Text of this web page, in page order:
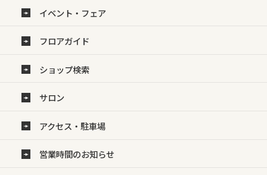
イベント・フェア
フロアガイド
ショップ検索
サロン
アクセス・駐車場
営業時間のお知らせ